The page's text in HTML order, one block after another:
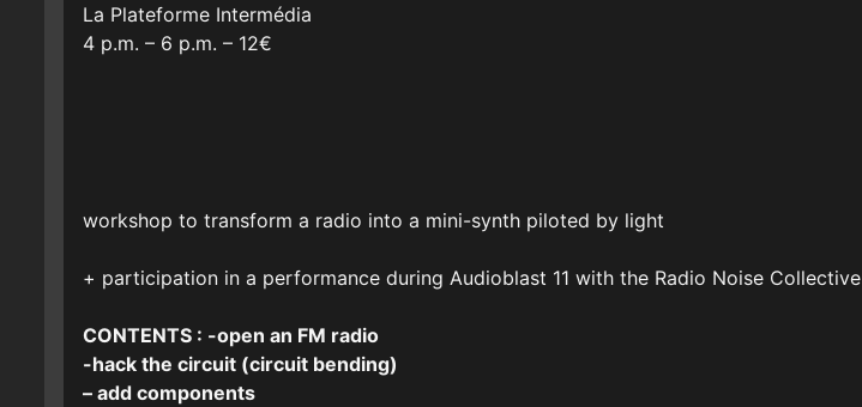
La Plateforme Intermédia
4 p.m. – 6 p.m. – 12€
workshop to transform a radio into a mini-synth piloted by light
+ participation in a performance during Audioblast 11 with the Radio Noise Collective
CONTENTS : -open an FM radio
-hack the circuit (circuit bending)
– add components